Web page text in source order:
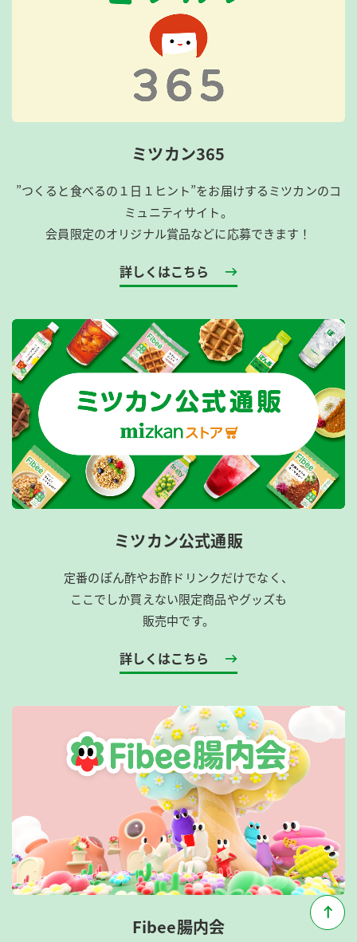
ミツカン365
”つくると食べるの１日１ヒント”をお届けするミツカンのコ
ミュニティサイト。
会員限定のオリジナル賞品などに応募できます！
詳しくはこちら
ミツカン公式通販
定番のぽん酢やお酢ドリンクだけでなく、
ここでしか買えない限定商品やグッズも
販売中です。
詳しくはこちら
Fibee腸内会